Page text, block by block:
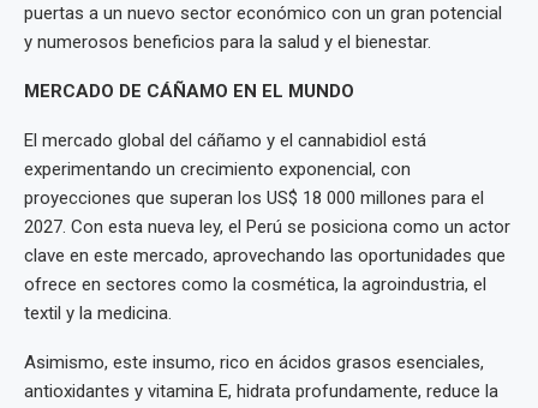
puertas a un nuevo sector económico con un gran potencial
y numerosos beneficios para la salud y el bienestar.
MERCADO DE CÁÑAMO EN EL MUNDO
El mercado global del cáñamo y el cannabidiol está
experimentando un crecimiento exponencial, con
proyecciones que superan los US$ 18 000 millones para el
2027. Con esta nueva ley, el Perú se posiciona como un actor
clave en este mercado, aprovechando las oportunidades que
ofrece en sectores como la cosmética, la agroindustria, el
textil y la medicina.
Asimismo, este insumo, rico en ácidos grasos esenciales,
antioxidantes y vitamina E, hidrata profundamente, reduce la